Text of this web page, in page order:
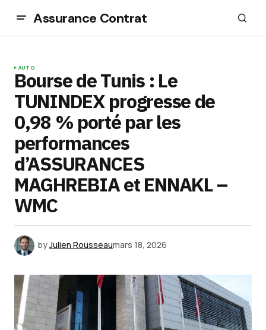
Assurance Contrat
AUTO
Bourse de Tunis : Le
TUNINDEX progresse de
0,98 % porté par les
performances
d’ASSURANCES
MAGHREBIA et ENNAKL –
WMC
byJulien Rousseaumars 18, 2026